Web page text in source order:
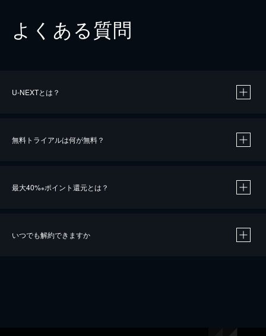
よくある質問
U-NEXTとは？
無料トライアルは何が無料？
最大40%※ポイント還元とは？
いつでも解約できますか